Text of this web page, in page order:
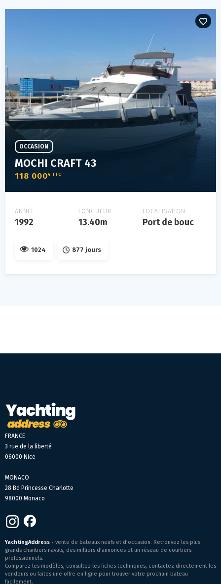
MOCHI CRAFT 43
118 000€ TTC
OCCASION
ANNÉE
1992
LONGUEUR
13.40m
LOCALISATION
Port de bouc
1024 877 jours
FRANCE
3 rue de la liberté
06000 Nice
MONACO
28 Bd Princesse Charlotte
98000 Monaco
YachtingAddress - vente de bateaux neufs et d’occasion. Retrouvez les plus
grands chantiers navals, des milliers d’annonces et un réseau de courtiers
professionnels.
Comparez les modèles, consultez les fiches techniques, contactez directement les
vendeurs ou faites une offre en ligne pour trouver votre prochain bateau
facilement.